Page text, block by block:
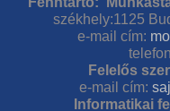
székhely:1125
e-mail cím:
Felelős
e-mail cím:
Informatikai